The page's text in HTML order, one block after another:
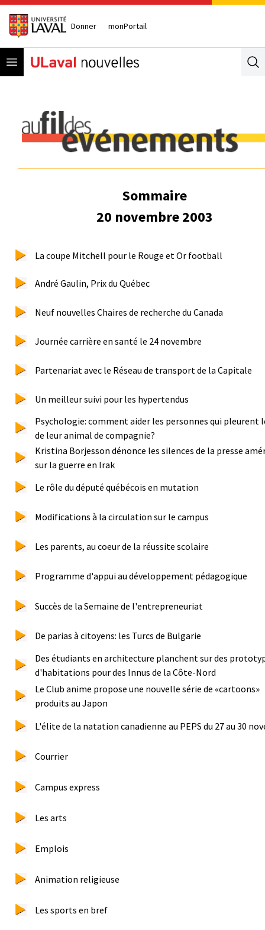
Donner monPortail
Open menu
Sommaire
20 novembre 2003
La coupe Mitchell pour le Rouge et Or football
André Gaulin, Prix du Québec
Neuf nouvelles Chaires de recherche du Canada
Journée carrière en santé le 24 novembre
Partenariat avec le Réseau de transport de la Capitale
Un meilleur suivi pour les hypertendus
Psychologie: comment aider les personnes qui pleurent
de leur animal de compagnie?
Kristina Borjesson dénonce les silences de la presse
sur la guerre en Irak
Le rôle du député québécois en mutation
Modifications à la circulation sur le campus
Les parents, au coeur de la réussite scolaire
Programme d'appui au développement pédagogique
Succès de la Semaine de l'entrepreneuriat
De parias à citoyens: les Turcs de Bulgarie
Des étudiants en architecture planchent sur des
d'habitations pour des Innus de la Côte-Nord
Le Club anime propose une nouvelle série de «cartoons»
produits au Japon
L'élite de la natation canadienne au PEPS du 27 au 30
Courrier
Campus express
Les arts
Emplois
Animation religieuse
Les sports en bref